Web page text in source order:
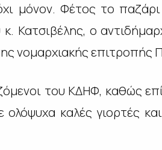
μόνον. Φέτος το
Κατσιβέλης, ο
νομαρχιακής
του ΚΔΗΦ, καθώς
καλές γιορτές